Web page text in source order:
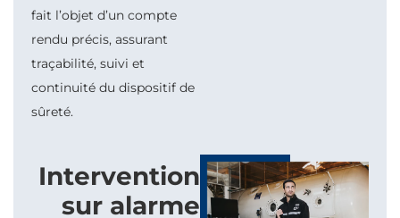
fait l’objet d’un compte
rendu précis, assurant
traçabilité, suivi et
continuité du dispositif de
sûreté.
Intervention
sur alarme